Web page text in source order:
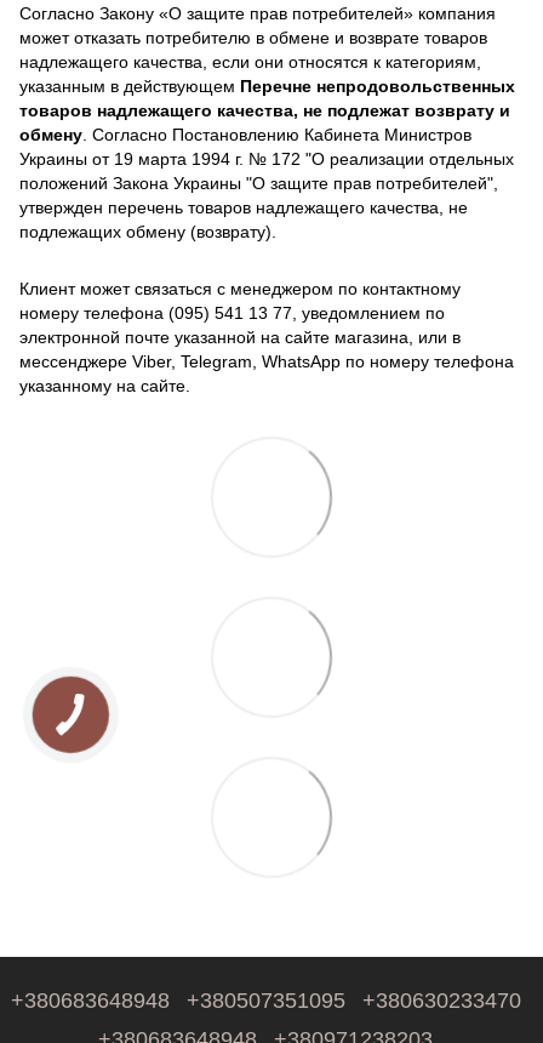
Согласно Закону «О защите прав потребителей» компания
может отказать потребителю в обмене и возврате товаров
надлежащего качества, если они относятся к категориям,
указанным в действующем Перечне непродовольственных
товаров надлежащего качества, не подлежат возврату и
обмену. Согласно Постановлению Кабинета Министров
Украины от 19 марта 1994 г. № 172 "О реализации отдельных
положений Закона Украины "О защите прав потребителей",
утвержден перечень товаров надлежащего качества, не
подлежащих обмену (возврату).
Клиент может связаться с менеджером по контактному
номеру телефона (095) 541 13 77, уведомлением по
электронной почте указанной на сайте магазина, или в
мессенджере Viber, Telegram, WhatsApp по номеру телефона
указанному на сайте.
+380683648948 +380507351095
+380630233470